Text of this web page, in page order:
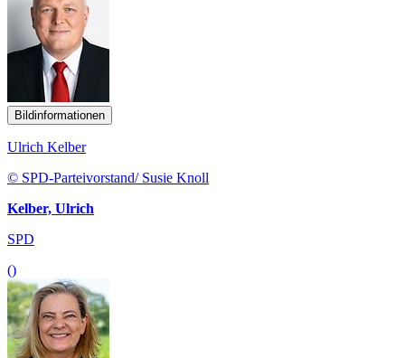
Bildinformationen
Ulrich Kelber
© SPD-Parteivorstand/ Susie Knoll
Kelber, Ulrich
SPD
()